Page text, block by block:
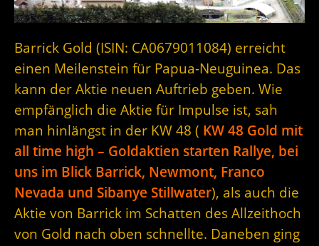
Barrick Gold (ISIN: CA0679011084) erreicht
einen Meilenstein für Papua-Neuguinea. Das
kann der Aktie neuen Auftrieb geben. Wie
empfänglich die Aktie für Impulse ist, sah
man hinlängst in der KW 48 ( KW 48 Gold mit
all time high – Goldaktien starten Rallye, bei
uns im Blick Barrick, Newmont, Franco
Nevada und Sibanye Stillwater), als auch die
Aktie von Barrick im Schatten des Allzeithoch
von Gold nach oben schnellte. Daneben ging